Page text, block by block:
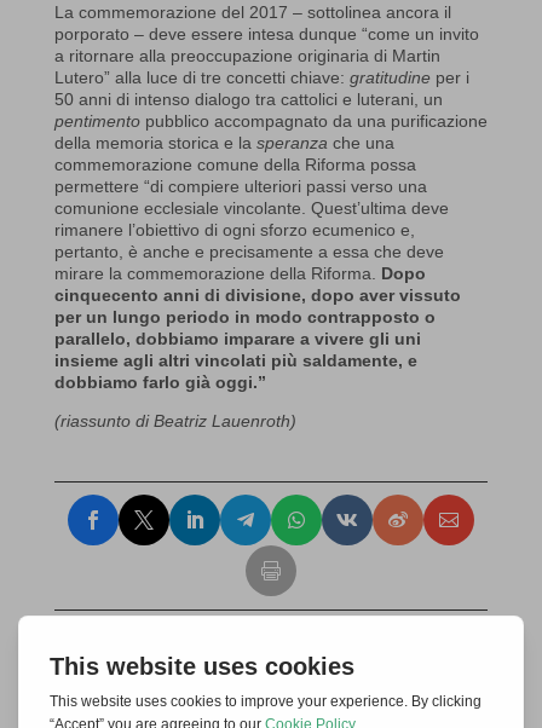
La commemorazione del 2017 – sottolinea ancora il
porporato – deve essere intesa dunque “come un invito
a ritornare alla preoccupazione originaria di Martin
Lutero” alla luce di tre concetti chiave: gratitudine per i
50 anni di intenso dialogo tra cattolici e luterani, un
pentimentopubblico accompagnato da una purificazione
della memoria storica e la speranza che una
commemorazione comune della Riforma possa
permettere “di compiere ulteriori passi verso una
comunione ecclesiale vincolante. Quest’ultima deve
rimanere l’obiettivo di ogni sforzo ecumenico e,
pertanto, è anche e precisamente a essa che deve
mirare la commemorazione della Riforma. Dopo
cinquecento anni di divisione, dopo aver vissuto
per un lungo periodo in modo contrapposto o
parallelo, dobbiamo imparare a vivere gli uni
insieme agli altri vincolati più saldamente, e
dobbiamo farlo già oggi.”
(riassunto di Beatriz Lauenroth)
Invia un commento
Il tuo indirizzo email non sarà pubblicato.